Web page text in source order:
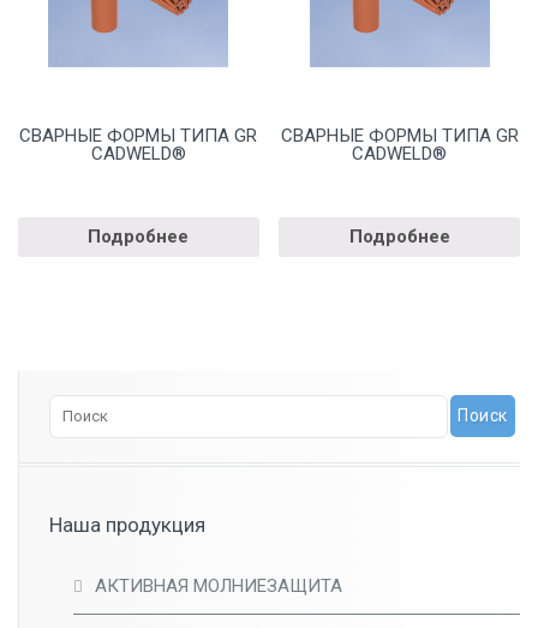
СВАРНЫЕ ФОРМЫ ТИПА GR
CADWELD®
Подробнее
СВАРНЫЕ ФОРМЫ ТИПА GR
CADWELD®
Подробнее
Наша продукция
АКТИВНАЯ МОЛНИЕЗАЩИТА